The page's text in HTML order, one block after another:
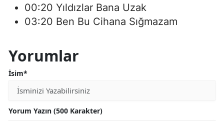
00:20 Yıldızlar Bana Uzak
03:20 Ben Bu Cihana Sığmazam
Yorumlar
İsim*
Yorum Yazın (500 Karakter)